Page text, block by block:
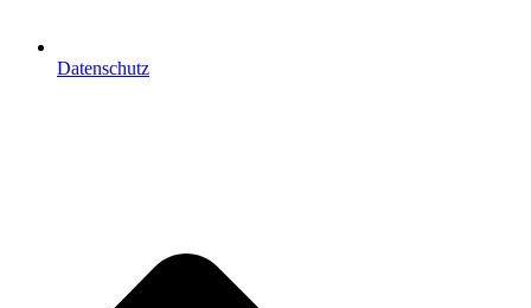
Datenschutz